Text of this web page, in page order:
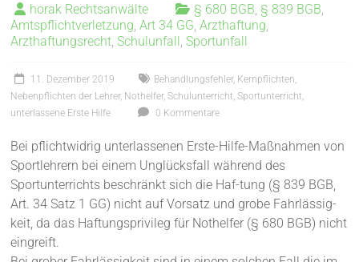
horak Rechtsanwälte § 680 BGB § 839 BGB
Amtspflichtverletzung ,Art 34 GG ,Arzthaftung
Arzthaftungsrecht ,Schulunfall ,Sportunfall
11. Dezember 2019 Behandlungsfehler, Kernpflichten
Nebenpflichten der Lehrer, Nothelfer,Schulunterricht ,Sportunterricht
unterlassene Erste Hilfe
0 Kommentare
Bei pflichtwidrig unterlassenen Erste-Hilfe-Maßnahmen von
Sportlehrern bei einem Unglücksfall während des
Sportunterrichts beschränkt sich die Haf-tung (§ 839 BGB,
Art. 34 Satz 1 GG) nicht auf Vorsatz und grobe Fahrlässig-
keit, da das Haftungsprivileg für Nothelfer (§ 680 BGB) nicht
eingreift.